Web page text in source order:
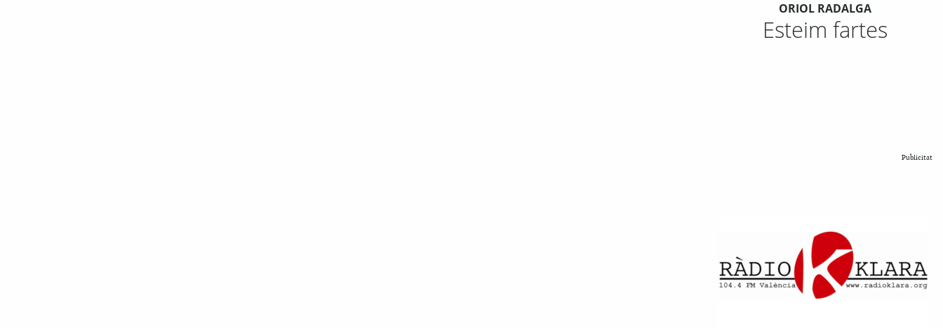
ORIOL RADALGA
Esteim fartes
Publicitat